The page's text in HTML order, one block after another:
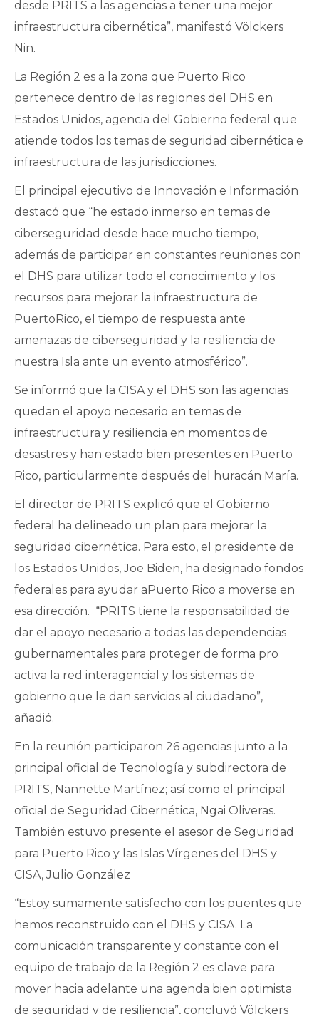
desde PRITS a las agencias a tener una mejor
infraestructura cibernética”, manifestó Völckers
Nin.
La Región 2 es a la zona que Puerto Rico
pertenece dentro de las regiones del DHS en
Estados Unidos, agencia del Gobierno federal que
atiende todos los temas de seguridad cibernética e
infraestructura de las jurisdicciones.
El principal ejecutivo de Innovación e Información
destacó que “he estado inmerso en temas de
ciberseguridad desde hace mucho tiempo,
además de participar en constantes reuniones con
el DHS para utilizar todo el conocimiento y los
recursos para mejorar la infraestructura de
PuertoRico, el tiempo de respuesta ante
amenazas de ciberseguridad y la resiliencia de
nuestra Isla ante un evento atmosférico”.
Se informó que la CISA y el DHS son las agencias
quedan el apoyo necesario en temas de
infraestructura y resiliencia en momentos de
desastres y han estado bien presentes en Puerto
Rico, particularmente después del huracán María.
El director de PRITS explicó que el Gobierno
federal ha delineado un plan para mejorar la
seguridad cibernética. Para esto, el presidente de
los Estados Unidos, Joe Biden, ha designado fondos
federales para ayudar aPuerto Rico a moverse en
esa dirección. “PRITS tiene la responsabilidad de
dar el apoyo necesario a todas las dependencias
gubernamentales para proteger de forma pro
activa la red interagencial y los sistemas de
gobierno que le dan servicios al ciudadano”,
añadió.
En la reunión participaron 26 agencias junto a la
principal oficial de Tecnología y subdirectora de
PRITS, Nannette Martínez; así como el principal
oficial de Seguridad Cibernética, Ngai Oliveras.
También estuvo presente el asesor de Seguridad
para Puerto Rico y las Islas Vírgenes del DHS y
CISA, Julio González
“Estoy sumamente satisfecho con los puentes que
hemos reconstruido con el DHS y CISA. La
comunicación transparente y constante con el
equipo de trabajo de la Región 2 es clave para
mover hacia adelante una agenda bien optimista
de seguridad y de resiliencia”, concluyó Völckers